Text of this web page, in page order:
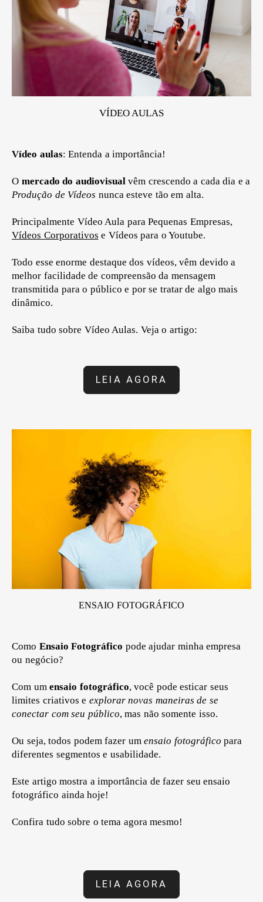
VÍDEO AULAS
Vídeo aulas: Entenda a importância!
O mercado do audiovisualvêm crescendo a cada dia e a
Produção de Vídeos nunca esteve tão em alta.
Principalmente Vídeo Aula para Pequenas Empresas,
Vídeos Corporativos e Vídeos para o Youtube.
Todo esse enorme destaque dos vídeos, vêm devido a
melhor facilidade de compreensão da mensagem
transmitida para o público e por se tratar de algo mais
dinâmico.
Saiba tudo sobre Vídeo Aulas. Veja o artigo:
LEIA AGORA
ENSAIO FOTOGRÁFICO
Como Ensaio Fotográfico pode ajudar minha empresa
ou negócio?
Com um ensaio fotográfico, você pode esticar seus
limites criativos e explorar novas maneiras de se
conectar com seu público, mas não somente isso.
Ou seja, todos podem fazer um ensaio fotográfico para
diferentes segmentos e usabilidade.
Este artigo mostra a importância de fazer seu ensaio
fotográfico ainda hoje!
Confira tudo sobre o tema agora mesmo!
LEIA AGORA